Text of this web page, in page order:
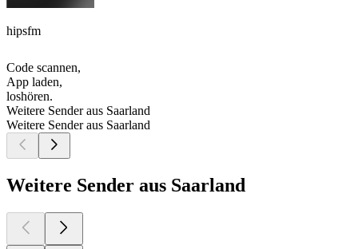
hipsfm
Code scannen,
App laden,
loshören.
Weitere Sender aus Saarland
Weitere Sender aus Saarland
Weitere Sender aus Saarland